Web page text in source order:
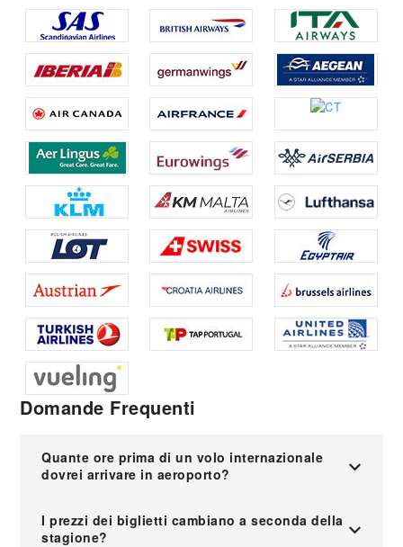
Domande Frequenti
Quante ore prima di un volo internazionale
dovrei arrivare in aeroporto?
I prezzi dei biglietti cambiano a seconda della
stagione?